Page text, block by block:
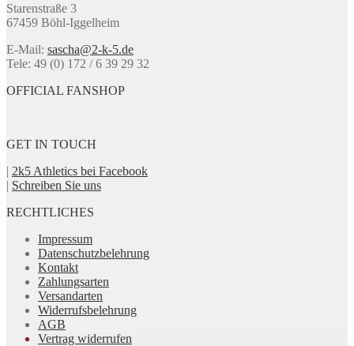
Produktseite
gewählt
Starenstraße 3
67459 Böhl-Iggelheim
E-Mail: sascha@2-k-5.de
Tele: 49 (0) 172 / 6 39 29 32
OFFICIAL FANSHOP
GET IN TOUCH
| 2k5 Athletics bei Facebook
| Schreiben Sie uns
RECHTLICHES
Impressum
Datenschutzbelehrung
Kontakt
Zahlungsarten
Versandarten
Widerrufsbelehrung
AGB
Vertrag widerrufen